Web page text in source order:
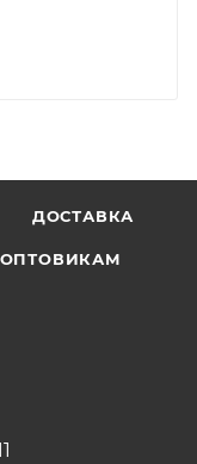
ДОСТАВКА
ОПТОВИКАМ